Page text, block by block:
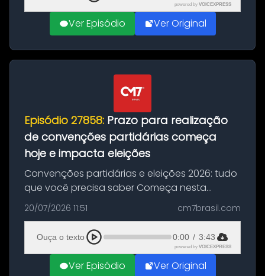
powered by VOICEXPRESS
Ver Episódio Ver Original
Episódio 27858: Prazo para realização
de convenções partidárias começa
hoje e impacta eleições
Convenções partidárias e eleições 2026: tudo
que você precisa saber Começa nesta
segunda-feira e vai até 5 de agosto o prazo
para que partidos políticos e federações
partidárias realizem suas convençõ...
20/07/2026 11:51 cm7brasil.com
Ouça o texto 0:00 / 3:43
powered by VOICEXPRESS
Ver Episódio Ver Original